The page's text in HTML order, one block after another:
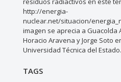
http://energia-
nuclear.net/situacion/
imagen se aprecia a Guacolda
Horacio Aravena y Jorge Soto
Universidad Técnica del Estado.
TAGS